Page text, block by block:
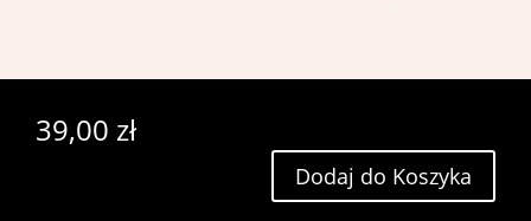
39,00 zł
Dodaj do Koszyka